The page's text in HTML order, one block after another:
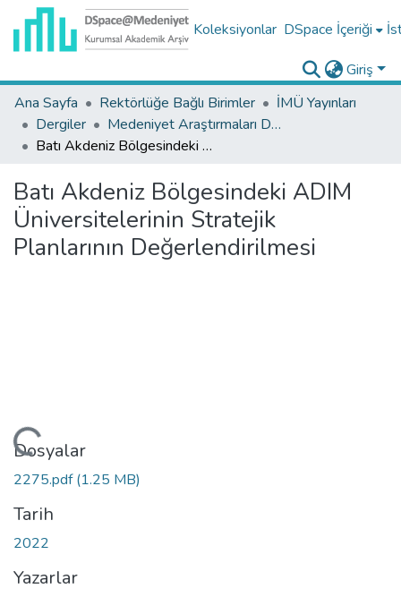
Koleksiyonlar DSpace İçeriği
Giriş
Ana Sayfa
Rektörlüğe Bağlı Birimler
İMÜ Yayınları
Dergiler
Medeniyet Araştırmaları Dergisi Koleksiyonu
Batı Akdeniz Bölgesindeki ADIM Üniversitelerinin Stratejik Planlarının Değerlendirilmesi
Batı Akdeniz Bölgesindeki ADIM
Üniversitelerinin Stratejik
Planlarının Değerlendirilmesi
Yükleniyor...
Dosyalar
2275.pdf(1.25 MB)
Tarih
2022
Yazarlar